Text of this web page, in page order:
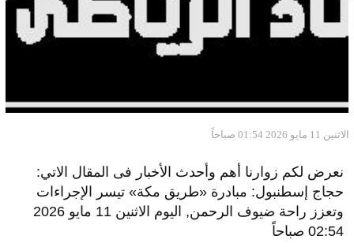
الاثنين 11 مايو 2026 01:54 صباحاً
نعرض لكم زوارنا أهم وأحدث الأخبار فى المقال الاتي:
حجاج إسطنبول: مبادرة «طريق مكة» تيسر الإجراءات
وتعزز راحة ضيوف الرحمن, اليوم الاثنين 11 مايو 2026
02:54 صباحاً